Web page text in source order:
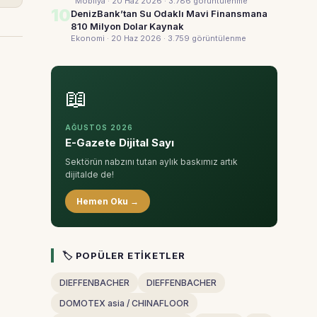
10DenizBank’tan Su Odaklı Mavi Finansmana
810 Milyon Dolar Kaynak
Ekonomi · 20 Haz 2026 · 3.759 görüntülenme
📖
AĞUSTOS 2026
E-Gazete Dijital Sayı
Sektörün nabzını tutan aylık baskımız artık
dijitalde de!
Hemen Oku →
🏷 POPÜLER ETIKETLER
DIEFFENBACHER
DIEFFENBACHER
DOMOTEX asia / CHINAFLOOR